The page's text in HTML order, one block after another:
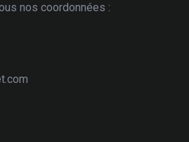
nos coordonnées :